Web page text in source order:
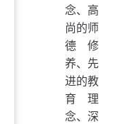
念、高
尚的师
德修
养、先
进的教
育理
念、深